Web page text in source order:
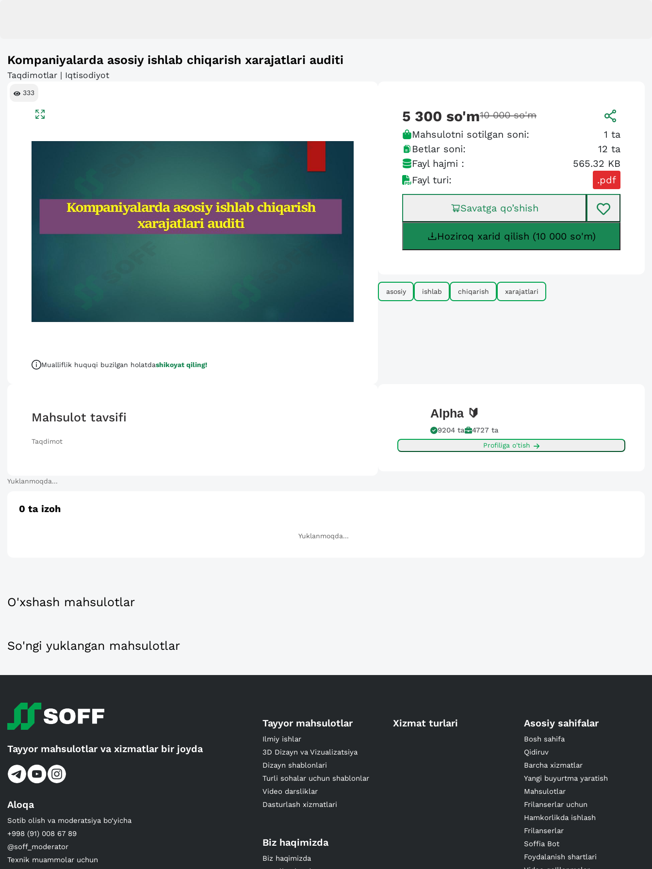
Kompaniyalarda asosiy ishlab chiqarish xarajatlari auditi
Taqdimotlar | Iqtisodiyot
333
Mualliflik huquqi buzilgan holatdashikoyat qiling!
5 300 so'm10 000 so'm
Mahsulotni sotilgan soni:
1 ta
Betlar soni:
12 ta
Fayl hajmi :
565.32 KB
Fayl turi:
.pdf
Savatga qo’shish
Hoziroq xarid qilish (10 000 so'm)
asosiy ishlab chiqarish xarajatlari
Mahsulot tavsifi
Taqdimot
Alpha 🔰
9204 ta 4727 ta
Profiliga o'tish
Yuklanmoqda...
0 ta izoh
Yuklanmoqda...
O'xshash mahsulotlar
So'ngi yuklangan mahsulotlar
Tayyor mahsulotlar va xizmatlar bir joyda
Aloqa
Sotib olish va moderatsiya bo‘yicha
+998 (91) 008 67 89
@soff_moderator
Texnik muammolar uchun
Tayyor mahsulotlar
Ilmiy ishlar
3D Dizayn va Vizualizatsiya
Dizayn shablonlari
Turli sohalar uchun shablonlar
Video darsliklar
Dasturlash xizmatlari
Xizmat turlari Asosiy sahifalar
Bosh sahifa
Qidiruv
Barcha xizmatlar
Yangi buyurtma yaratish
Mahsulotlar
Frilanserlar uchun
Hamkorlikda ishlash
Frilanserlar
Soffia Bot
Foydalanish shartlari
Biz haqimizda
Biz haqimizda